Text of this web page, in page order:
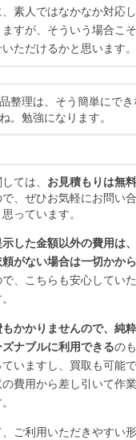
素人ではなかなか対応
すが、そういう場合こ
ただけるかと思います。
整理は、そう簡単にで
。勉強になります。
ては、 お見積もりは無料
、ぜひお気軽にお問い
っています。
した金額以外の費用は
がない場合は一切かか
、こちらも安心してい
かかりませんので、純
ナブルに利用できるの
いますし、買取も可能
費用から差し引いて作
ご利用いただきやすい形